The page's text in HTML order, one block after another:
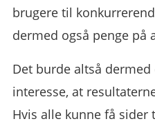
brugere til
dermed også penge på
Det burde altså
interesse, at
Hvis alle kunne få sider